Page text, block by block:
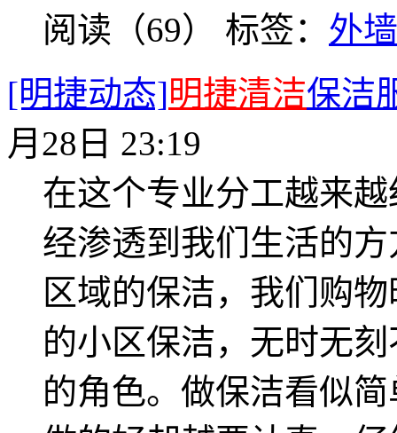
阅读（69） 标签： 外
[明捷动态]明捷清洁保洁
月28日 23:19
在这个专业分工越来
经渗透到我们生活的
区域的保洁，我们购
的小区保洁，无时无
的角色。做保洁看似